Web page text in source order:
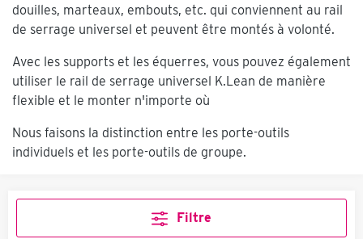
douilles, marteaux, embouts, etc. qui conviennent au rail
de serrage universel et peuvent être montés à volonté.
Avec les supports et les équerres, vous pouvez également
utiliser le rail de serrage universel K.Lean de manière
flexible et le monter n'importe où
Nous faisons la distinction entre les porte-outils
individuels et les porte-outils de groupe.
Filtre